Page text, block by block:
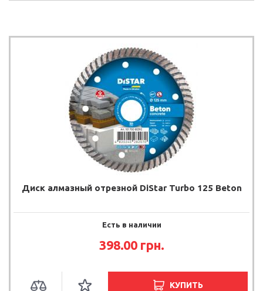
Диск алмазный отрезной DiStar Turbo 125 Beton
Есть в наличии
398.00 грн.
КУПИТЬ